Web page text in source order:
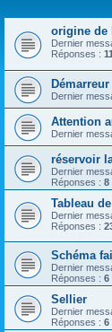
origine de
Dernier
Réponses : 11
Démarreur
Dernier
Attention
Dernier
réservoir
Dernier
Réponses : 8
Tableau
Dernier
Réponses :
Schéma
Dernier
Réponses : 6
Sellier
Dernier
Réponses : 6